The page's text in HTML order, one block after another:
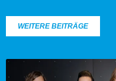
WEITERE BEITRÄGE